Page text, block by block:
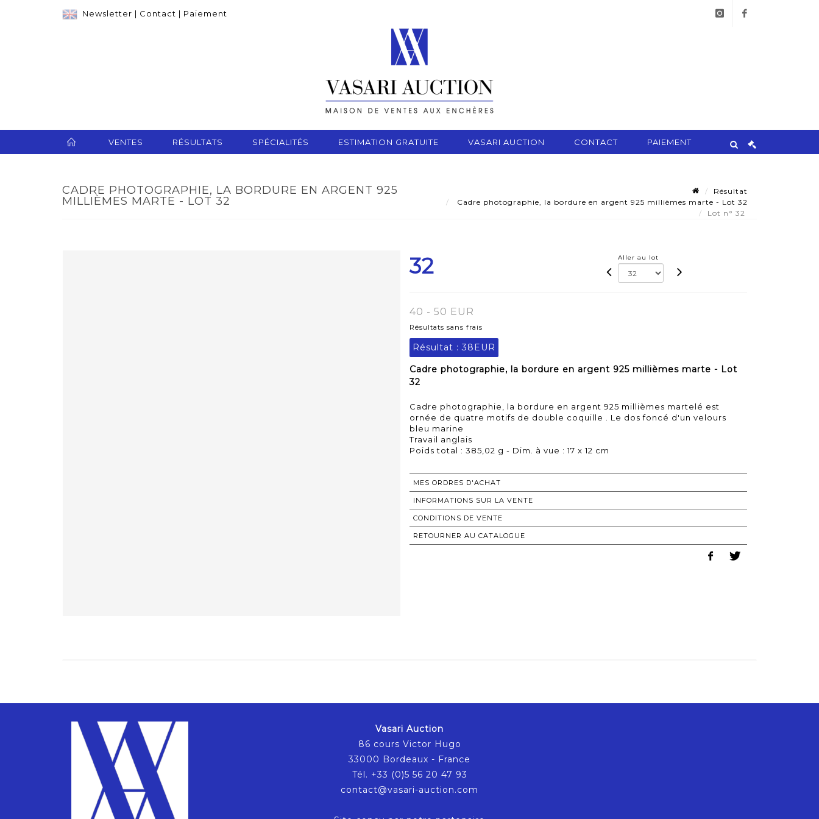
Newsletter | Contact | Paiement
VENTES RÉSULTATS SPÉCIALITÉS ESTIMATION GRATUITE VASARI AUCTION CONTACT PAIEMENT
CADRE PHOTOGRAPHIE, LA BORDURE EN ARGENT 925
MILLIÈMES MARTE - LOT 32
Résultat
Cadre photographie, la bordure en argent 925 millièmes marte - Lot 32
Lot n° 32
32 Aller au lot
40 - 50 EUR
Résultats sans frais
Résultat : 38EUR
Cadre photographie, la bordure en argent 925 millièmes marte - Lot
32
Cadre photographie, la bordure en argent 925 millièmes martelé est
ornée de quatre motifs de double coquille . Le dos foncé d'un velours
bleu marine
Travail anglais
Poids total : 385,02 g - Dim. à vue : 17 x 12 cm
MES ORDRES D'ACHAT
INFORMATIONS SUR LA VENTE
CONDITIONS DE VENTE
RETOURNER AU CATALOGUE
Vasari Auction
86 cours Victor Hugo
33000 Bordeaux - France
Tél. +33 (0)5 56 20 47 93
contact@vasari-auction.com